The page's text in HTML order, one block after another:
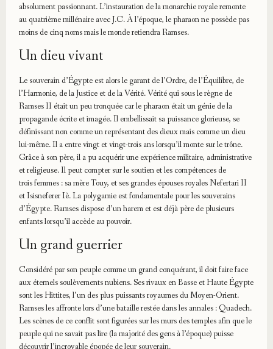
absolument passionnant. L’instauration de la monarchie royale remonte
au quatrième millénaire avec J.C. À l’époque, le pharaon ne possède pas
moins de cinq noms mais le monde retiendra Ramses.
Un dieu vivant
Le souverain d’Égypte est alors le garant de l’Ordre, de l’Équilibre, de
l’Harmonie, de la Justice et de la Vérité. Vérité qui sous le règne de
Ramses II était un peu tronquée car le pharaon était un génie de la
propagande écrite et imagée. Il embellissait sa puissance glorieuse, se
définissant non comme un représentant des dieux mais comme un dieu
lui-même. Il a entre vingt et vingt-trois ans lorsqu’il monte sur le trône.
Grâce à son père, il a pu acquérir une expérience militaire, administrative
et religieuse. Il peut compter sur le soutien et les compétences de
trois femmes : sa mère Touy, et ses grandes épouses royales Nefertari II
et Isisneferer Iè. La polygamie est fondamentale pour les souverains
d’Égypte. Ramses dispose d’un harem et est déjà père de plusieurs
enfants lorsqu’il accède au pouvoir.
Un grand guerrier
Considéré par son peuple comme un grand conquérant, il doit faire face
aux éternels soulèvements nubiens. Ses rivaux en Basse et Haute Égypte
sont les Hittites, l’un des plus puissants royaumes du Moyen-Orient.
Ramses les affronte lors d’une bataille restée dans les annales : Quadech.
Les scènes de ce conflit sont figurées sur les murs des temples afin que le
peuple qui ne savait pas lire (la majorité des gens à l’époque) puisse
découvrir l’incroyable épopée de leur souverain.